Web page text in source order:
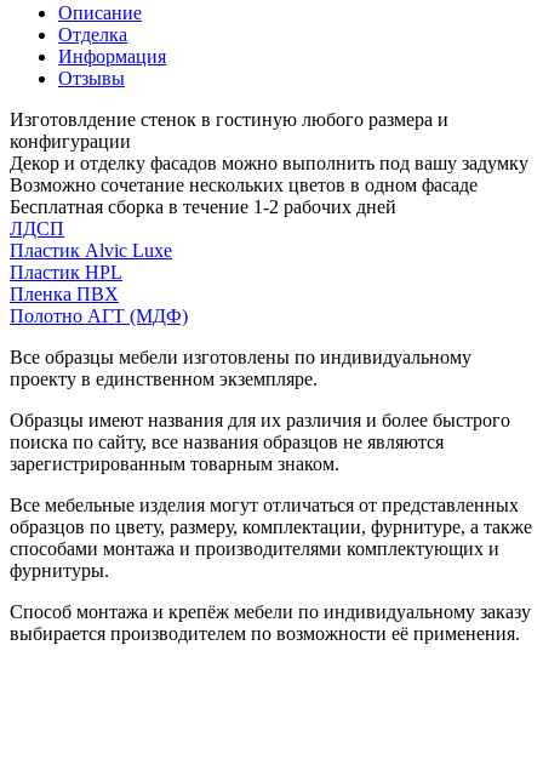
Описание
Отделка
Информация
Отзывы
Изготовлдение стенок в гостиную любого размера и
конфигурации
Декор и отделку фасадов можно выполнить под вашу задумку
Возможно сочетание нескольких цветов в одном фасаде
Бесплатная сборка в течение 1-2 рабочих дней
ЛДСП
Пластик Alvic Luxe
Пластик HPL
Пленка ПВХ
Полотно АГТ (МДФ)
Все образцы мебели изготовлены по индивидуальному
проекту в единственном экземпляре.
Образцы имеют названия для их различия и более быстрого
поиска по сайту, все названия образцов не являются
зарегистрированным товарным знаком.
Все мебельные изделия могут отличаться от представленных
образцов по цвету, размеру, комплектации, фурнитуре, а также
способами монтажа и производителями комплектующих и
фурнитуры.
Способ монтажа и крепёж мебели по индивидуальному заказу
выбирается производителем по возможности её применения.